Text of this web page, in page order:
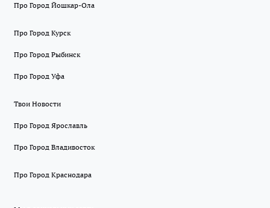
Про Город Йошкар-Ола
Про Город Курск
Про Город Рыбинск
Про Город Уфа
Твои Новости
Про Город Ярославль
Про Город Владивосток
Про Город Краснодара